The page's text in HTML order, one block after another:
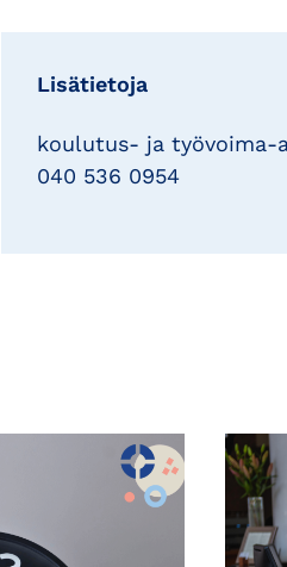
Lisätietoja
koulutus- ja työvoima-
040 536 0954